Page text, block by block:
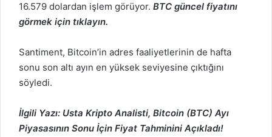
16.579 dolardan işlem görüyor. BTC güncel fiyatını
görmek için tıklayın.
Santiment, Bitcoin’in adres faaliyetlerinin de hafta
sonu son altı ayın en yüksek seviyesine çıktığını
söyledi.
İlgili Yazı: Usta Kripto Analisti, Bitcoin (BTC) Ayı
Piyasasının Sonu İçin Fiyat Tahminini Açıkladı!